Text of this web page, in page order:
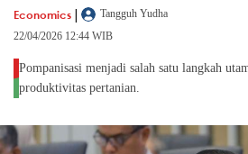
Economics |
Tangguh Yudha
22/04/2026 12:44 WIB
Pompanisasi menjadi salah satu langkah
produktivitas pertanian.